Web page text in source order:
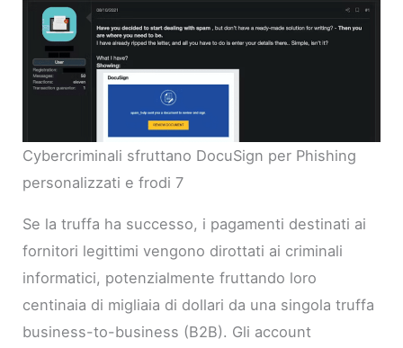
Cybercriminali sfruttano DocuSign per Phishing
personalizzati e frodi 7
Se la truffa ha successo, i pagamenti destinati ai
fornitori legittimi vengono dirottati ai criminali
informatici, potenzialmente fruttando loro
centinaia di migliaia di dollari da una singola truffa
business-to-business (B2B). Gli account